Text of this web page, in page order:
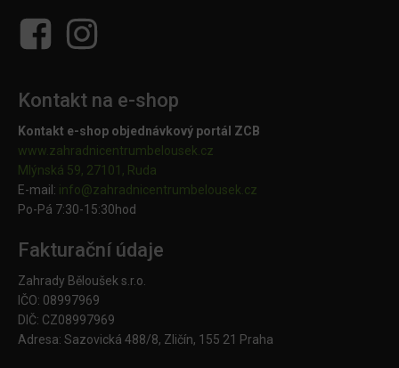
Kontakt na e-shop
Kontakt e-shop objednávkový portál ZCB
www.zahradnicentrumbelousek.cz
Mlýnská 59, 27101, Ruda
E-mail: info@zahradnicentrumbelousek. cz
Po-Pá 7:30-15:30hod
Fakturační údaje
Zahrady Běloušek s.r.o.
IČO: 08997969
DIČ: CZ08997969
Adresa: Sazovická 488/8, Zličín, 155 21 Praha